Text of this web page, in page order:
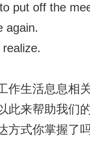
put off the
again.
作生活息息相
此来帮助我们
方式你掌握了